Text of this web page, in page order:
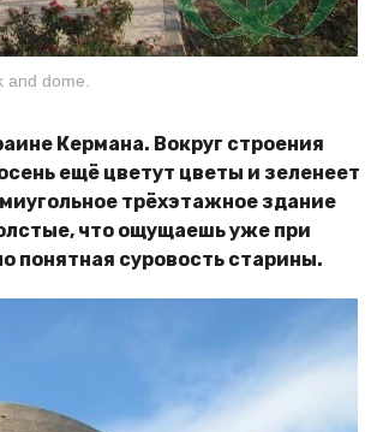
and dome.
Кермана. Вокруг строения
ещё цветут цветы и зеленеет
трёхэтажное здание
что ощущаешь уже при
понятная суровость старины.